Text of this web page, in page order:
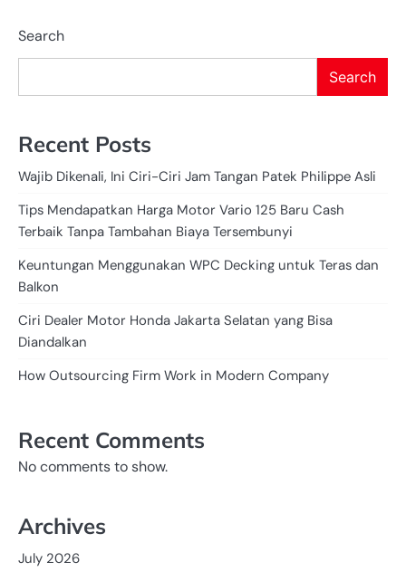
Search
Search
Recent Posts
Wajib Dikenali, Ini Ciri-Ciri Jam Tangan Patek Philippe Asli
Tips Mendapatkan Harga Motor Vario 125 Baru Cash
Terbaik Tanpa Tambahan Biaya Tersembunyi
Keuntungan Menggunakan WPC Decking untuk Teras dan
Balkon
Ciri Dealer Motor Honda Jakarta Selatan yang Bisa
Diandalkan
How Outsourcing Firm Work in Modern Company
Recent Comments
No comments to show.
Archives
July 2026